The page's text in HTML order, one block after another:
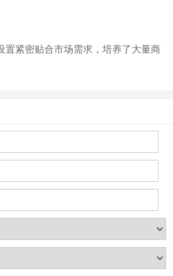
置紧密贴合市场需求，培养了大量商